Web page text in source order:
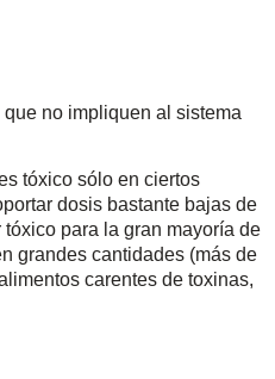
no impliquen al sistema
tóxico sólo en ciertos
dosis bastante bajas de
para la gran mayoría de
grandes cantidades (más de
carentes de toxinas,